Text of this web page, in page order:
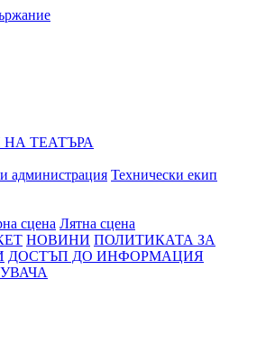
ТЕАТЪРА
администрация Технически екип
сцена Лятна сцена
НОВИНИ ПОЛИТИКАТА ЗА
ДОСТЪП ДО ИНФОРМАЦИЯ